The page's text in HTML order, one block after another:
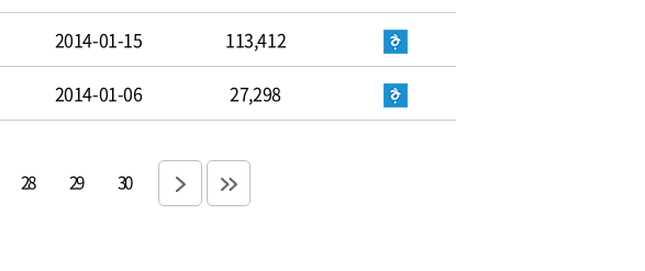
2014-01-15 113,412
2014-01-06 27,298
28 29 30